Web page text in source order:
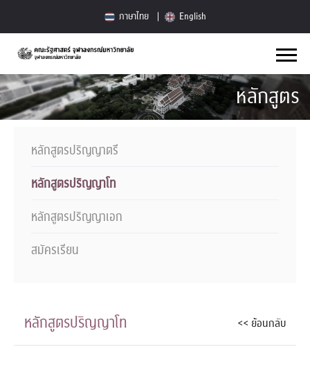
ภาษาไทย English
หลักสูตร
หลักสูตรปริญญาตรี
หลักสูตรปริญญาโท
หลักสูตรปริญญาเอก
สมัครเรียน
หลักสูตรปริญญาโท << ย้อนกลับ